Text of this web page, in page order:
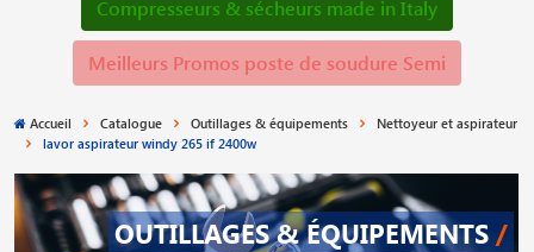
Compresseurs & sécheurs made in Italy
Meilleurs Promos poste de soudure Semi
Accueil Catalogue Outillages & équipements
Nettoyeur et aspirateur
lavor aspirateur windy 265 if 2400w
OUTILLAGES & ÉQUIPEMENTS /